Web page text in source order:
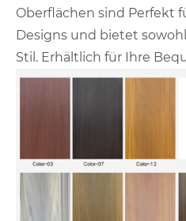
Oberflächen sind Perfekt
Designs und bietet
Stil. Erhältlich für Ihre